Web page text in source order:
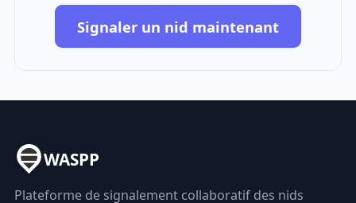
Signaler un nid maintenant
WASPP
Plateforme de signalement collaboratif des nids